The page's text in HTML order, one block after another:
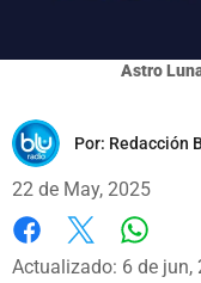
Astro
Por: Redacción
22 de May, 2025
Facebook
X
Actualizado: 6 de jun,